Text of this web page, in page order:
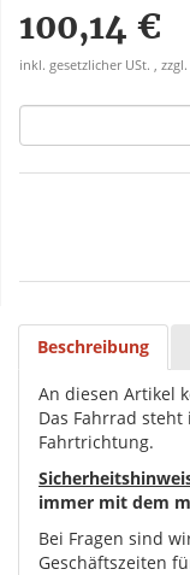
100,14 €
inkl. gesetzlicher USt. , zzgl.
Beschreibung
An diesen Artikel
Das Fahrrad
Fahrtrichtung.
immer mit dem
Bei Fragen sind
Geschäftszeiten